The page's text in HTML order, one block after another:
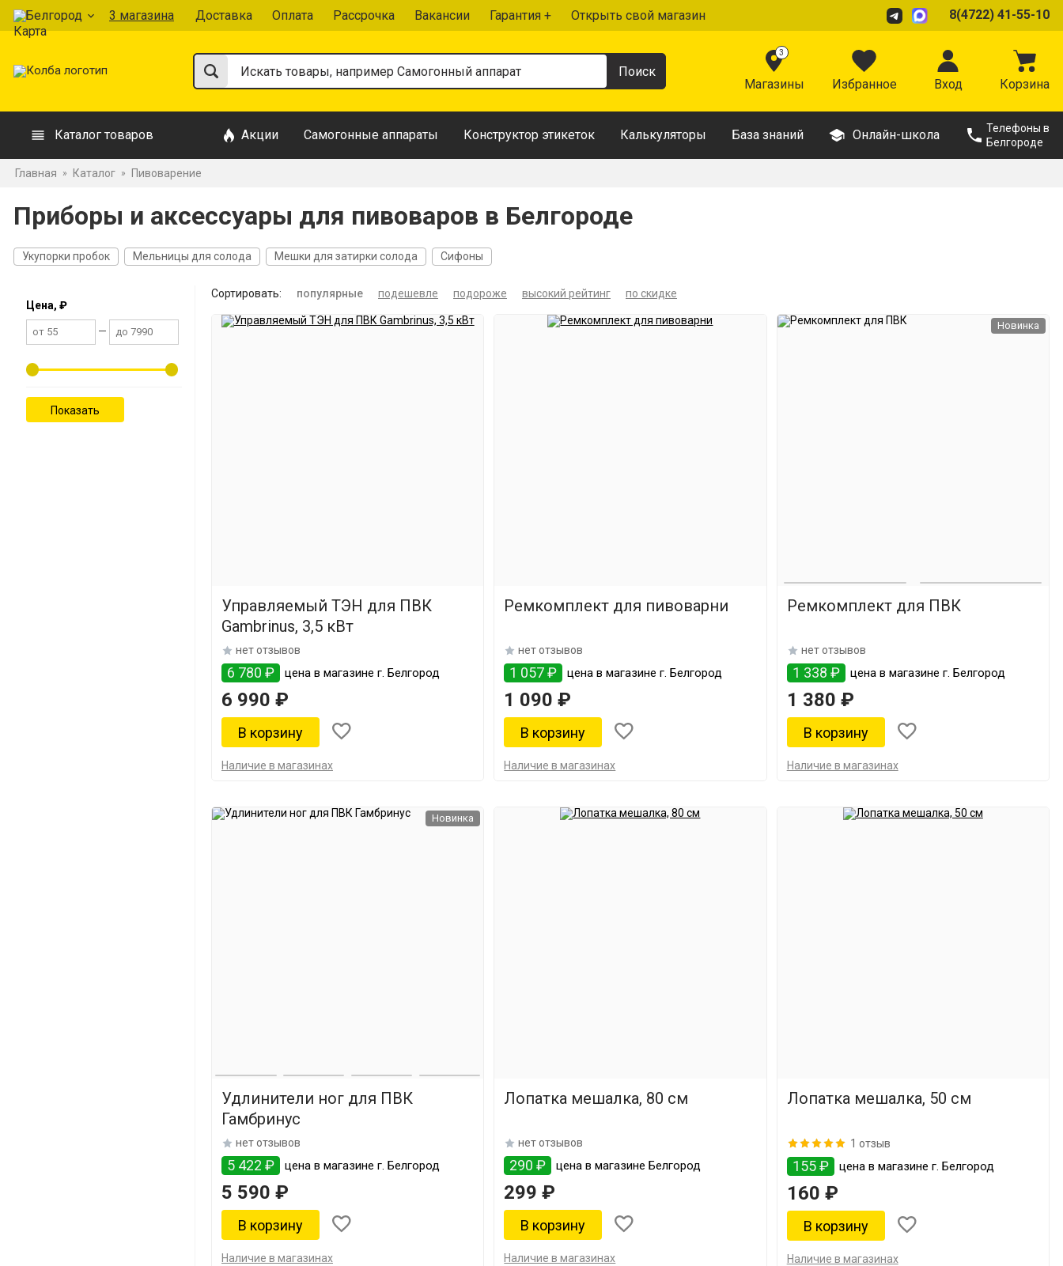
Белгород 3 магазина Доставка Оплата Рассрочка Вакансии Гарантия + Открыть свой магазин 8(4722) 41-55-10
3
Магазины Избранное Вход Корзина
Каталог товаров Акции Самогонные аппараты Конструктор этикеток Калькуляторы База знаний Онлайн-школа
Телефоны в
Белгороде
Главная » Каталог » Пивоварение
Приборы и аксессуары для пивоваров в Белгороде
Укупорки пробок Мельницы для солода Мешки для затирки солода Сифоны
Цена, ₽
—
Сортировать: популярные подешевле подороже высокий рейтинг по скидке
Управляемый ТЭН для ПВК
Gambrinus, 3,5 кВт
нет отзывов
6 780 ₽ цена в магазине г. Белгород
6 990 ₽
Наличие в магазинах
Ремкомплект для пивоварни
нет отзывов
1 057 ₽ цена в магазине г. Белгород
1 090 ₽
Наличие в магазинах
Новинка
Ремкомплект для ПВК
нет отзывов
1 338 ₽ цена в магазине г. Белгород
1 380 ₽
Наличие в магазинах
Новинка
Удлинители ног для ПВК
Гамбринус
нет отзывов
5 422 ₽ цена в магазине г. Белгород
5 590 ₽
Наличие в магазинах
Лопатка мешалка, 80 см
нет отзывов
290 ₽ цена в магазине Белгород
299 ₽
Наличие в магазинах
Лопатка мешалка, 50 см
1 отзыв
155 ₽ цена в магазине г. Белгород
160 ₽
Наличие в магазинах